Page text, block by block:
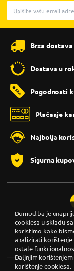
Brza dostava
Dostava u
Pogodnosti
Plaćanje
Najbolja
Sigurna
Domod.ba je
cookiesa u skladu
koristimo kako
analizirati korištenje
ostale
Daljnjim
korištenje cookiesa.